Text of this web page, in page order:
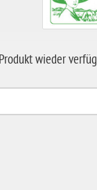
wieder